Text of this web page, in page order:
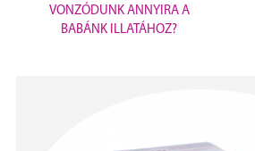
VONZÓDUNK ANNYIRA A
BABÁNK ILLATÁHOZ?